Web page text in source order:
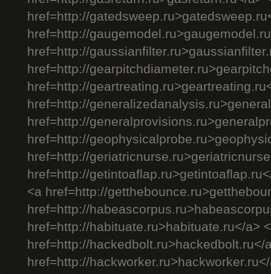
href=http://
href=http://
href=http://
href=http://
href=http://
href=http://
href=http://
href=http://
href=http://
href=http://
<a href=http://
href=http://
href=http://habituate.ru>habituate.ru</a>
href=http://hackedbolt.ru>hackedbolt.ru</
href=http://